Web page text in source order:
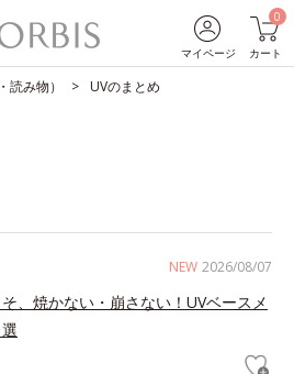
マイページ
0
カート
読み物） UVのまとめ
NEW 2026/08/07
、焼かない・崩さない！UVベースメ